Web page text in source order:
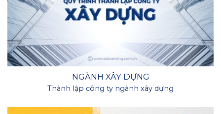
NGÀNH XÂY DỰNG
Thành lập công ty ngành xây dựng